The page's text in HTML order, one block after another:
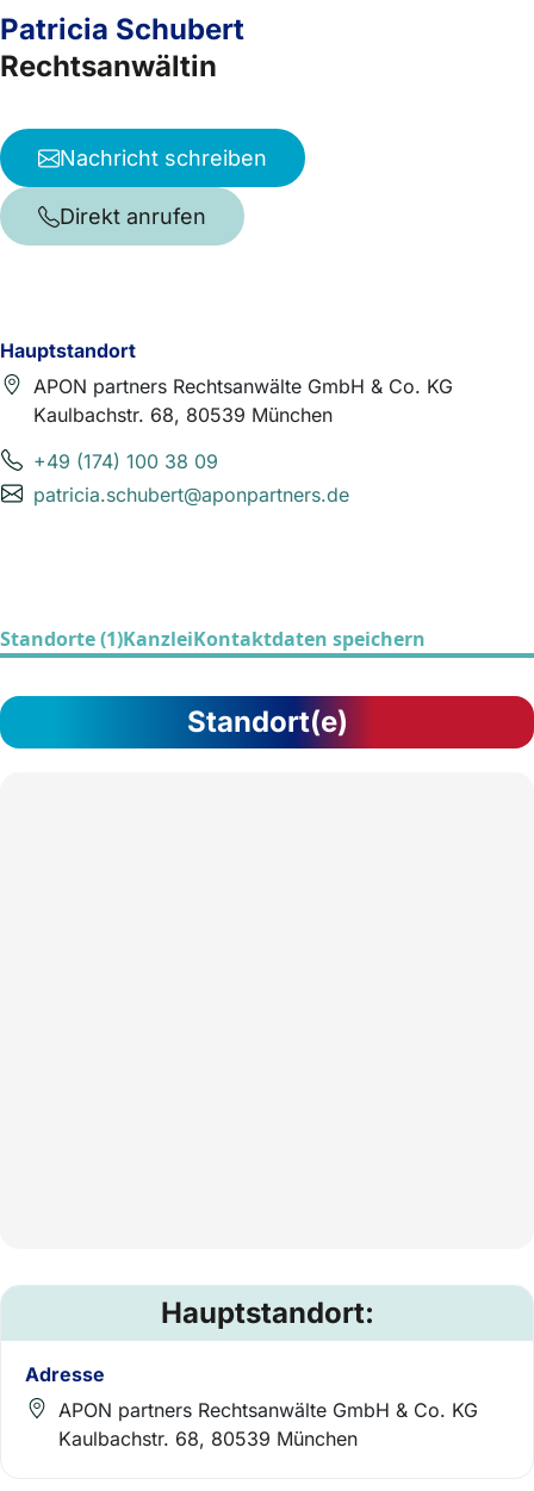
Hauptstandort
APON partners Rechtsanwälte GmbH & Co. KG
Kaulbachstr. 68, 80539 München
+49 (174) 100 38 09
patricia.schubert@aponpartners.de
Patricia Schubert
Rechtsanwältin
Nachricht schreiben
Direkt anrufen
Standorte (1)KanzleiKontaktdaten speichern
Standort(e)
Hauptstandort:
Adresse
APON partners Rechtsanwälte GmbH & Co. KG
Kaulbachstr. 68, 80539 München